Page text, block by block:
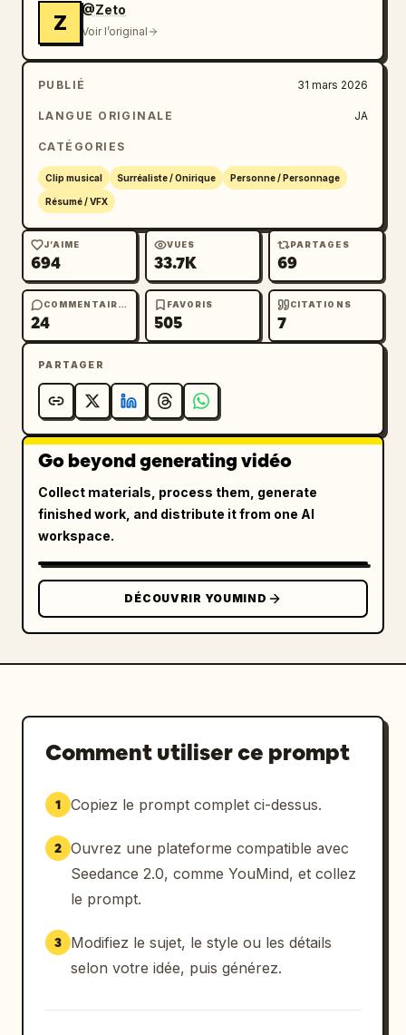
Z
@Zeto
Voir l’original
PUBLIÉ 31 mars 2026
LANGUE ORIGINALE JA
CATÉGORIES
Clip musical Surréaliste / Onirique Personne / Personnage
Résumé / VFX
J’AIME
694
VUES
33.7K
PARTAGES
69
COMMENTAIRES
24
FAVORIS
505
CITATIONS
7
PARTAGER
Go beyond generating vidéo
Collect materials, process them, generate
finished work, and distribute it from one AI
workspace.
DÉCOUVRIR YOUMIND
Comment utiliser ce prompt
1 Copiez le prompt complet ci-dessus.
2 Ouvrez une plateforme compatible avec
Seedance 2.0, comme YouMind, et collez
le prompt.
3
Modifiez le sujet, le style ou les détails
selon votre idée, puis générez.